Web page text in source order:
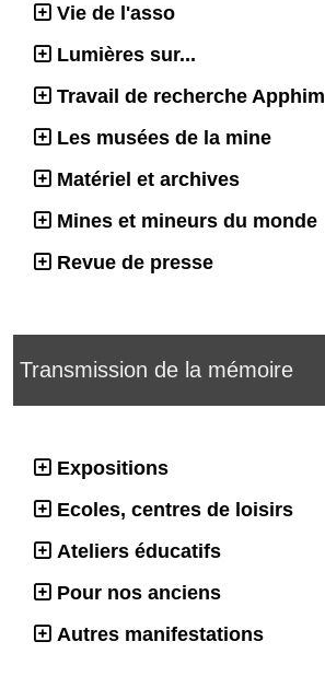
Vie de l'asso
Lumières sur...
Travail de recherche Apphim
Les musées de la mine
Matériel et archives
Mines et mineurs du monde
Revue de presse
Transmission de la mémoire
Expositions
Ecoles, centres de loisirs
Ateliers éducatifs
Pour nos anciens
Autres manifestations